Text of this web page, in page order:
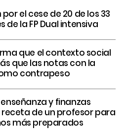
el cese de 20 de los 33
de la FP Dual intensiva
que el contexto social
que las notas con la
contrapeso
y finanzas
receta de un profesor para
más preparados